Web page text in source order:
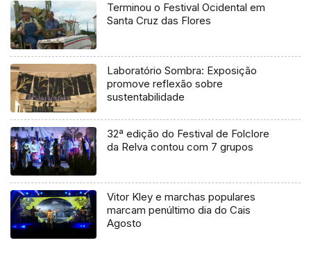
Terminou o Festival Ocidental em
Santa Cruz das Flores
Laboratório Sombra: Exposição
promove reflexão sobre
sustentabilidade
32ª edição do Festival de Folclore
da Relva contou com 7 grupos
Vitor Kley e marchas populares
marcam penúltimo dia do Cais
Agosto